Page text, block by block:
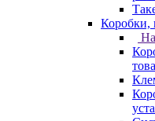
Коробки,